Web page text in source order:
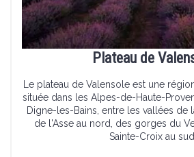
Plateau de
Le plateau de Valensole est une
située dans les Alpes-de-Haute-
Digne-les-Bains, entre les vallées de
de l'Asse au nord, des gorges du
Sainte-Croix au sud.